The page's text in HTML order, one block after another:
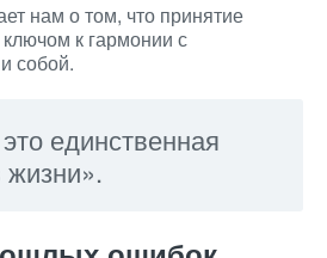
нам о том, что принятие
к гармонии с
собой.
единственная
жизни».